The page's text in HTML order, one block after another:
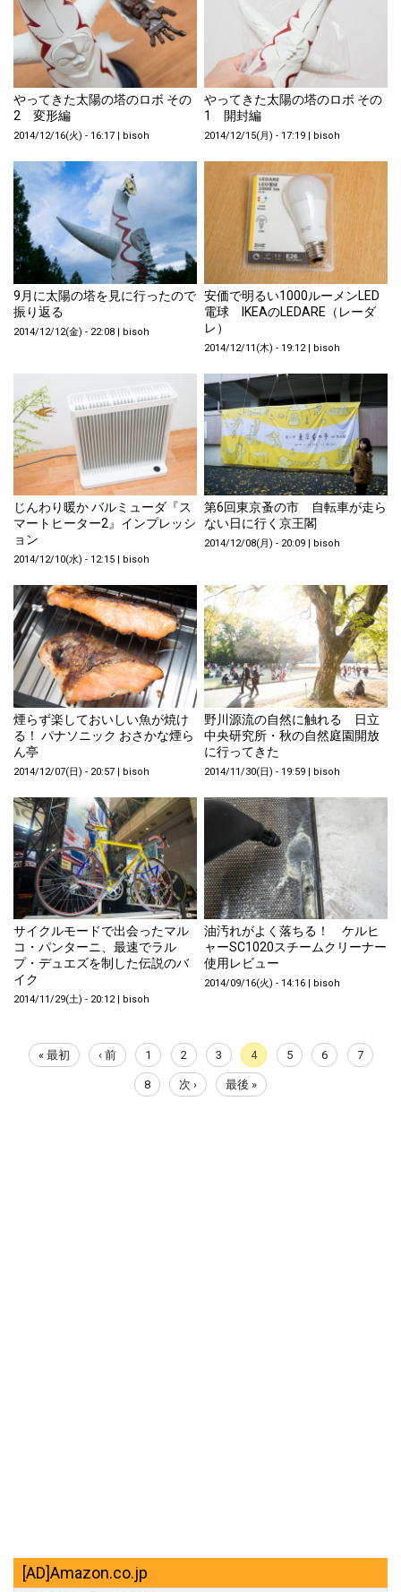
やってきた太陽の塔のロボ その
2 変形編
2014/12/16(火) - 16:17 bisoh
やってきた太陽の塔のロボ その
1 開封編
2014/12/15(月) - 17:19 bisoh
9月に太陽の塔を見に行ったので
振り返る
2014/12/12(金) - 22:08 | bisoh
安価で明るい1000ルーメンLED
電球 IKEAのLEDARE（レーダ
レ）
2014/12/11(木) - 19:12 | bisoh
じんわり暖か バルミューダ『ス
マートヒーター2』インプレッシ
ョン
2014/12/10(水) - 12:15 bisoh
第6回東京蚤の市 自転車が走ら
ない日に行く京王閣
2014/12/08(月) - 20:09 bisoh
煙らず楽しておいしい魚が焼け
る！ パナソニック おさかな煙ら
ん亭
2014/12/07(日) - 20:57 | bisoh
野川源流の自然に触れる 日立
中央研究所・秋の自然庭園開放
に行ってきた
2014/11/30(日) - 19:59 | bisoh
サイクルモードで出会ったマル
コ・パンターニ、最速でラル
プ・デュエズを制した伝説のバ
イク
2014/11/29(土) - 20:12 bisoh
油汚れがよく落ちる！ ケルヒ
ャーSC1020スチームクリーナー
使用レビュー
2014/09/16(火) - 14:16 bisoh
先
頭
« 最初
前
ペ
‹ 前
P
a
g
e
1
P
a
g
e
2
P
a
g
e
3
カ
レ
ン
ト
4
P
a
5
P
a
6
P
a
7
P
a
8
次
ペ
次 ›
最
終
最後 »
[AD]Amazon.co.jp